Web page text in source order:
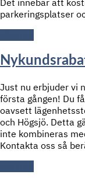
Det innebär att
parkeringsplatser
Just nu erbjuder vi
första gången! Du
oavsett
och Högsjö. Detta
inte kombineras
Kontakta oss så